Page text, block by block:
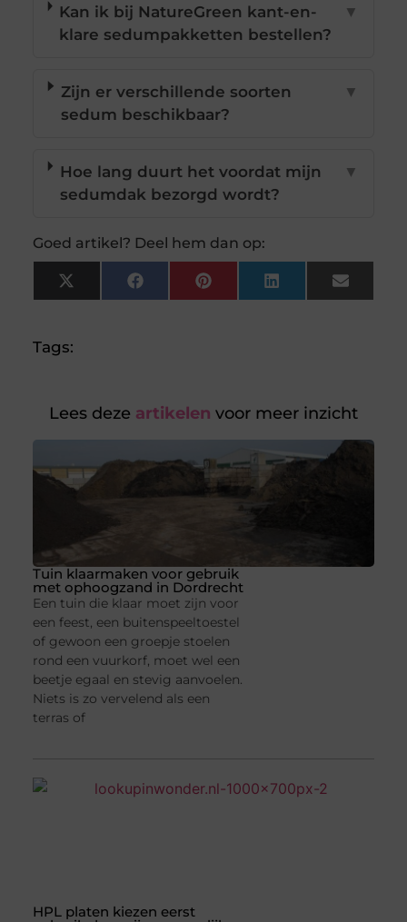
Kan ik bij NatureGreen kant-en-
klare sedumpakketten bestellen?
▼
Zijn er verschillende soorten
sedum beschikbaar?
▼
Hoe lang duurt het voordat mijn
sedumdak bezorgd wordt?
▼
Goed artikel? Deel hem dan op:
X
(Twitter)
FacebookPinterestLinkedInEmail
Tags:
Lees deze artikelen voor meer inzicht
Tuin klaarmaken voor gebruik
met ophoogzand in Dordrecht
Een tuin die klaar moet zijn voor
een feest, een buitenspeeltoestel
of gewoon een groepje stoelen
rond een vuurkorf, moet wel een
beetje egaal en stevig aanvoelen.
Niets is zo vervelend als een
terras of
HPL platen kiezen eerst